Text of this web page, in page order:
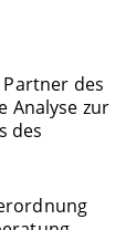
des
Analyse zur
des